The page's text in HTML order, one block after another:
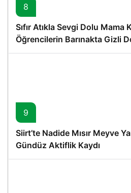
8
Sıfır Atıkla Sevgi Dolu Mama
Öğrencilerin Barınakta Gizli
Proje
9
Siirt’te Nadide Mısır Meyve
Gündüz Aktiflik Kaydı